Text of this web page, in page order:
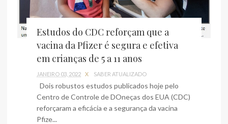
Estudos do CDC reforçam que a
vacina da Pfizer é segura e efetiva
em crianças de 5 a 11 anos
JANEIRO 03, 2022 X SABER ATUALIZADO
Dois robustos estudos publicados hoje pelo
Centro de Controle de DOneças dos EUA (CDC)
reforçaram a eficácia e a segurança da vacina
Pfize...